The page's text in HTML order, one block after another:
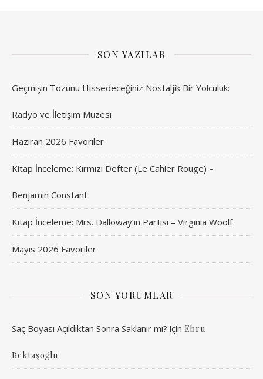
SON YAZILAR
Geçmişin Tozunu Hissedeceğiniz Nostaljik Bir Yolculuk:
Radyo ve İletişim Müzesi
Haziran 2026 Favoriler
Kitap İnceleme: Kırmızı Defter (Le Cahier Rouge) –
Benjamin Constant
Kitap İnceleme: Mrs. Dalloway’in Partisi – Virginia Woolf
Mayıs 2026 Favoriler
SON YORUMLAR
Saç Boyası Açıldıktan Sonra Saklanır mı? için Ebru
Bektaşoğlu